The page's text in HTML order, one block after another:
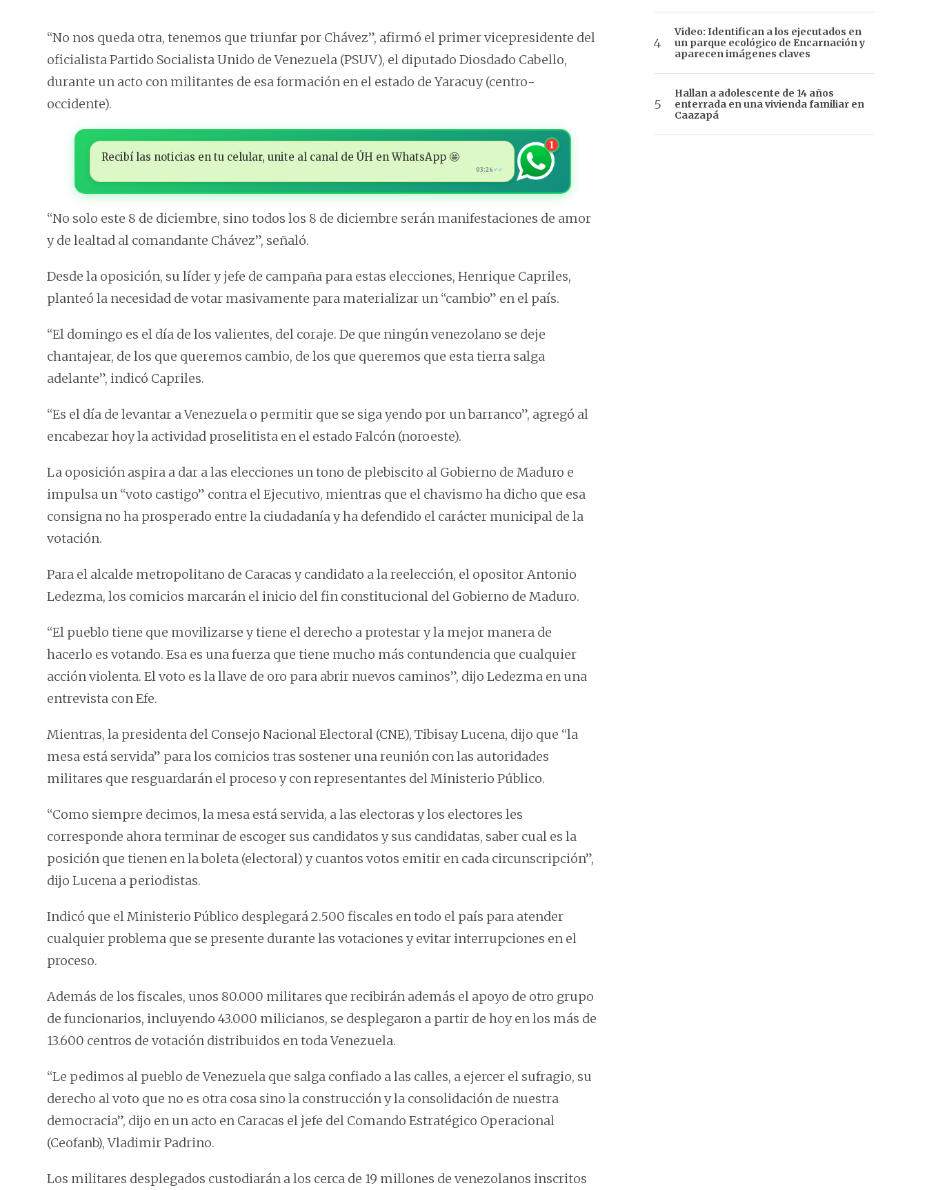
“No nos queda otra, tenemos que triunfar por Chávez”, afirmó el primer vicepresidente del
oficialista Partido Socialista Unido de Venezuela (PSUV), el diputado Diosdado Cabello,
durante un acto con militantes de esa formación en el estado de Yaracuy (centro-
occidente).
Recibí las noticias en tu celular, unite al canal de ÚH en WhatsApp 🤩
03:26 ✓✓
1
“No solo este 8 de diciembre, sino todos los 8 de diciembre serán manifestaciones de amor
y de lealtad al comandante Chávez”, señaló.
Desde la oposición, su líder y jefe de campaña para estas elecciones, Henrique Capriles,
planteó la necesidad de votar masivamente para materializar un “cambio” en el país.
“El domingo es el día de los valientes, del coraje. De que ningún venezolano se deje
chantajear, de los que queremos cambio, de los que queremos que esta tierra salga
adelante”, indicó Capriles.
“Es el día de levantar a Venezuela o permitir que se siga yendo por un barranco”, agregó al
encabezar hoy la actividad proselitista en el estado Falcón (noroeste).
La oposición aspira a dar a las elecciones un tono de plebiscito al Gobierno de Maduro e
impulsa un “voto castigo” contra el Ejecutivo, mientras que el chavismo ha dicho que esa
consigna no ha prosperado entre la ciudadanía y ha defendido el carácter municipal de la
votación.
Para el alcalde metropolitano de Caracas y candidato a la reelección, el opositor Antonio
Ledezma, los comicios marcarán el inicio del fin constitucional del Gobierno de Maduro.
“El pueblo tiene que movilizarse y tiene el derecho a protestar y la mejor manera de
hacerlo es votando. Esa es una fuerza que tiene mucho más contundencia que cualquier
acción violenta. El voto es la llave de oro para abrir nuevos caminos”, dijo Ledezma en una
entrevista con Efe.
Mientras, la presidenta del Consejo Nacional Electoral (CNE), Tibisay Lucena, dijo que “la
mesa está servida” para los comicios tras sostener una reunión con las autoridades
militares que resguardarán el proceso y con representantes del Ministerio Público.
“Como siempre decimos, la mesa está servida, a las electoras y los electores les
corresponde ahora terminar de escoger sus candidatos y sus candidatas, saber cual es la
posición que tienen en la boleta (electoral) y cuantos votos emitir en cada circunscripción”,
dijo Lucena a periodistas.
Indicó que el Ministerio Público desplegará 2.500 fiscales en todo el país para atender
cualquier problema que se presente durante las votaciones y evitar interrupciones en el
proceso.
Además de los fiscales, unos 80.000 militares que recibirán además el apoyo de otro grupo
de funcionarios, incluyendo 43.000 milicianos, se desplegaron a partir de hoy en los más de
13.600 centros de votación distribuidos en toda Venezuela.
“Le pedimos al pueblo de Venezuela que salga confiado a las calles, a ejercer el sufragio, su
derecho al voto que no es otra cosa sino la construcción y la consolidación de nuestra
democracia”, dijo en un acto en Caracas el jefe del Comando Estratégico Operacional
(Ceofanb), Vladimir Padrino.
Los militares desplegados custodiarán a los cerca de 19 millones de venezolanos inscritos
Video: Identifican a los ejecutados en
un parque ecológico de Encarnación y
aparecen imágenes claves
Hallan a adolescente de 14 años
enterrada en una vivienda familiar en
Caazapá